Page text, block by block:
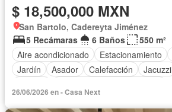
$ 18,500,000 MXN
San Bartolo, Cadereyta Jiménez
5 Recámaras
6 Baños
550 m²
Aire acondicionado
Estacionamiento
Jardín
Asador Calefacción Jacuzzi
26/06/2026 en - Casa Next